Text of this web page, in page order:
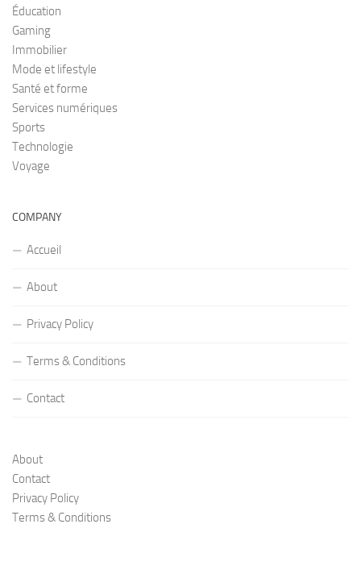
Éducation
Gaming
Immobilier
Mode et lifestyle
Santé et forme
Services numériques
Sports
Technologie
Voyage
COMPANY
Accueil
About
Privacy Policy
Terms & Conditions
Contact
About
Contact
Privacy Policy
Terms & Conditions